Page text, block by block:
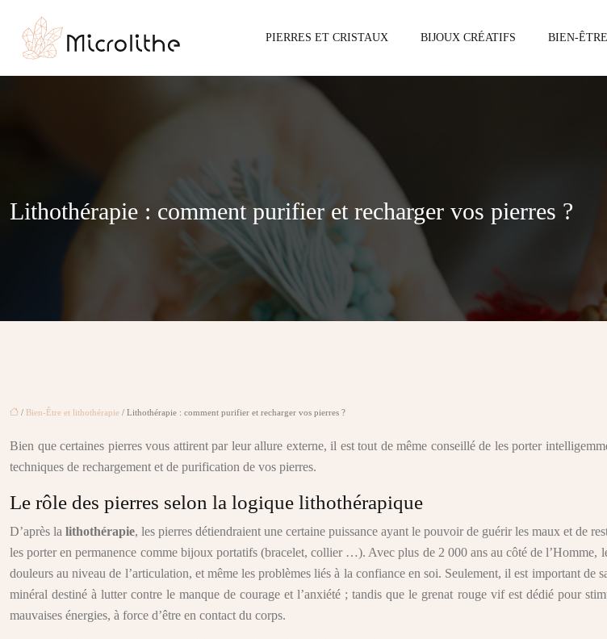
PIERRES ET CRISTAUX BIJOUX CRÉATIFS BIEN-
Lithothérapie : comment purifier et recharger vos pierres ?
/ Bien-Être et lithothérapie / Lithothérapie : comment purifier et recharger vos pierres ?
Bien que certaines pierres vous attirent par leur allure externe, il est tout de même conseillé de les porter
techniques de rechargement et de purification de vos pierres.
Le rôle des pierres selon la logique lithothérapique
D’après la lithothérapie, les pierres détiendraient une certaine puissance ayant le pouvoir de guérir les maux et de
les porter en permanence comme bijoux portatifs (bracelet, collier …). Avec plus de 2 000 ans au côté de l’Homme,
douleurs au niveau de l’articulation, et même les problèmes liés à la confiance en soi. Seulement, il est important de
minéral destiné à lutter contre le manque de courage et l’anxiété ; tandis que le grenat rouge vif est dédié pour
mauvaises énergies, à force d’être en contact du corps.